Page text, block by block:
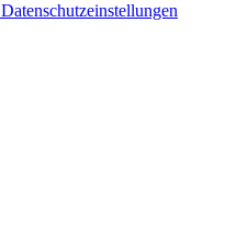
Datenschutzeinstellungen